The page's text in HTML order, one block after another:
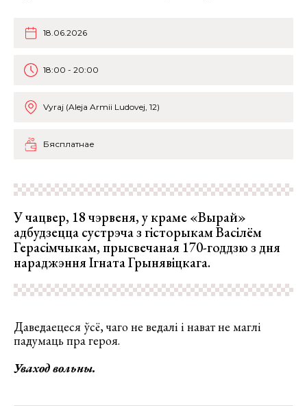
18.06.2026
18:00 - 20:00
Vyraj (Aleja Armii Ludovej, 12)
Бясплатнае
У чацвер, 18 чэрвеня, у краме «Вырай»
адбудзецца сустрэча з гісторыкам Васілём
Герасімчыкам, прысвечаная 170-годдзю з дня
нараджэння Ігната Грынявіцкага.
Даведаецеся ўсё, чаго не ведалі і нават не маглі
падумаць пра героя.
Уваход вольны.